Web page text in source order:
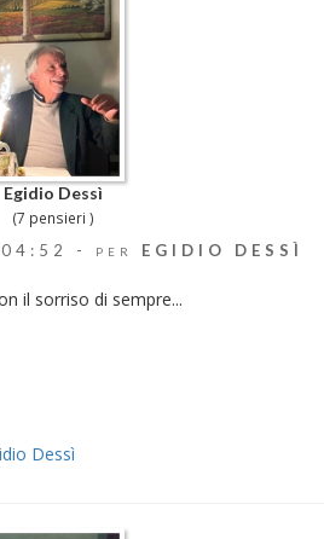
Egidio Dessì
(7 pensieri )
- PER
EGIDIO DESSÌ
il sorriso di sempre...
Dessì